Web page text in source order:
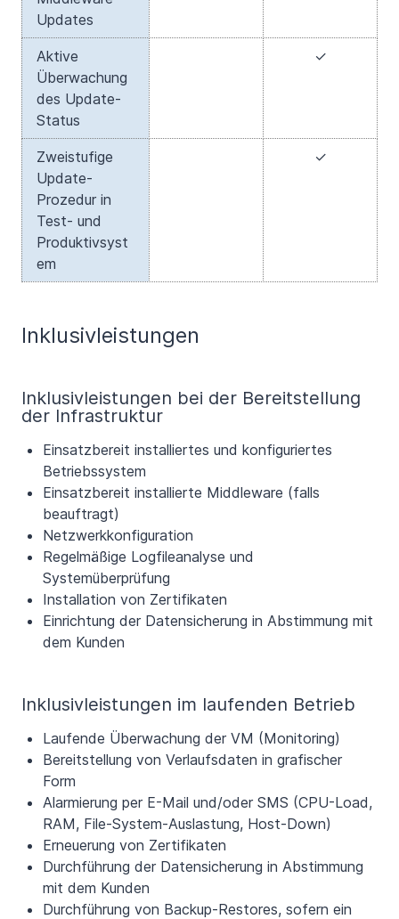
Updates
Aktive
Überwachung
des Update-
Status
✓
Zweistufige
Update-
Prozedur in
Test- und
Produktivsyst
em
✓
Inklusivleistungen
Inklusivleistungen bei der Bereitstellung
der Infrastruktur
Einsatzbereit installiertes und konfiguriertes
Betriebssystem
Einsatzbereit installierte Middleware (falls
beauftragt)
Netzwerkkonfiguration
Regelmäßige Logfileanalyse und
Systemüberprüfung
Installation von Zertifikaten
Einrichtung der Datensicherung in Abstimmung mit
dem Kunden
Inklusivleistungen im laufenden Betrieb
Laufende Überwachung der VM (Monitoring)
Bereitstellung von Verlaufsdaten in grafischer
Form
Alarmierung per E-Mail und/oder SMS (CPU-Load,
RAM, File-System-Auslastung, Host-Down)
Erneuerung von Zertifikaten
Durchführung der Datensicherung in Abstimmung
mit dem Kunden
Durchführung von Backup-Restores, sofern ein